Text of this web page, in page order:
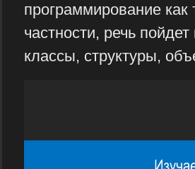
программирование как
частности, речь
классы, структуры,